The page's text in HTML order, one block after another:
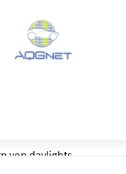
von daylights